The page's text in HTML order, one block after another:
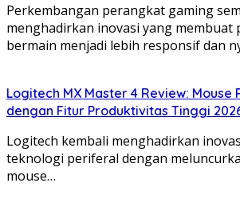
Perkembangan perangkat gaming
menghadirkan inovasi yang membuat
bermain menjadi lebih responsif dan
Logitech MX Master 4 Review: Mouse
dengan Fitur Produktivitas Tinggi
Logitech kembali menghadirkan
teknologi periferal dengan
mouse…